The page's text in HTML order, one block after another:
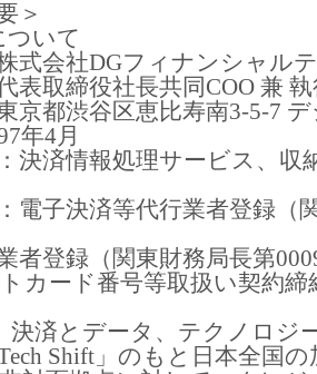
＞
ついて
式会社DGフィナンシャル
表取締役社長共同COO 兼
京都渋谷区恵比寿南3-5-7
年4月
決済情報処理サービス、収
電子決済等代行業者登録（
者登録（関東財務局長第
カード番号等取扱い契約締
決済とデータ、テクノロジ
Shift」のもと日本全国